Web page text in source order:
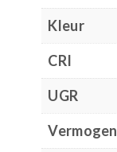
Kleur
CRI
UGR
Vermogen